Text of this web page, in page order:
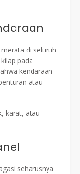
di seluruh
pada
kendaraan
atau
karat, atau
seharusnya